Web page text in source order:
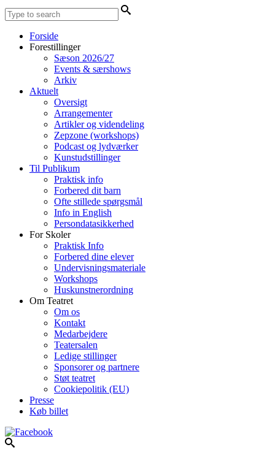
Forside
Forestillinger
Sæson 2026/27
Events & særshows
Arkiv
Aktuelt
Oversigt
Arrangementer
Artikler og videndeling
Zepzone (workshops)
Podcast og lydværker
Kunstudstillinger
Til Publikum
Praktisk info
Forbered dit barn
Ofte stillede spørgsmål
Info in English
Persondatasikkerhed
For Skoler
Praktisk Info
Forbered dine elever
Undervisningsmateriale
Workshops
Huskunstnerordning
Om Teatret
Om os
Kontakt
Medarbejdere
Teatersalen
Ledige stillinger
Sponsorer og partnere
Støt teatret
Cookiepolitik (EU)
Presse
Køb billet